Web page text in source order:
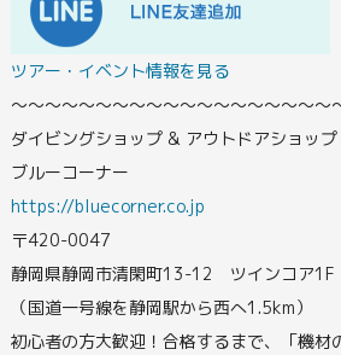
ツアー・イベント情報を見る
〜〜〜〜〜〜〜〜〜〜〜〜〜〜〜〜〜〜〜
ダイビングショップ & アウトドアショップ
ブルーコーナー
https://bluecorner.co.jp
〒420-0047
静岡県静岡市清閑町13-12 ツインコア1F
（国道一号線を静岡駅から西へ1.5km）
初心者の方大歓迎！合格するまで、「機材